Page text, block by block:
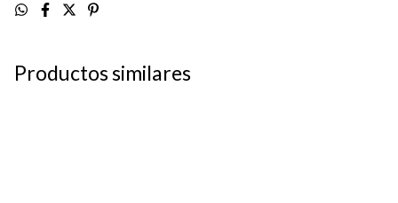
Productos similares